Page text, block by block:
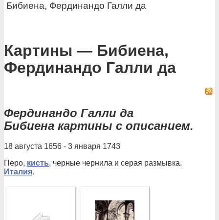
Бибиена, Фердинандо Галли да
Картины — Бибиена,
Фердинандо Галли да
Фердинандо Галли да
Бибиена картины с описанием.
18 августа 1656 - 3 января 1743
Перо, кисть, черные чернила и серая размывка.
Италия.